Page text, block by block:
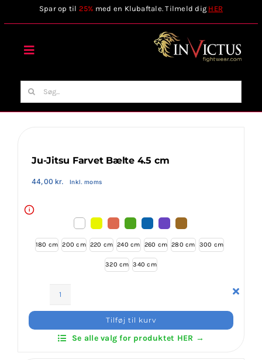
to
Spar op til 25% med en Klubaftale. Tilmeld dig HER
Toggle
Forside
Stilart / Kampsport
Invictus Brands
Klubaftalesider – Find din klub
Brodering / Tryk
Søg
efter:
Ju-Jitsu Farvet Bælte 4.5 cm
44,00kr. Inkl. moms
i
180 cm 200 cm 220 cm 240 cm 260 cm 280 cm 300 cm
320 cm 340 cm
Farvet
Bælte
Tilføj til kurv
Se alle valg for produktet HER →